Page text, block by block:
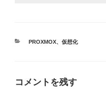
カ
PROXMOX、 仮想化
コメントを残す